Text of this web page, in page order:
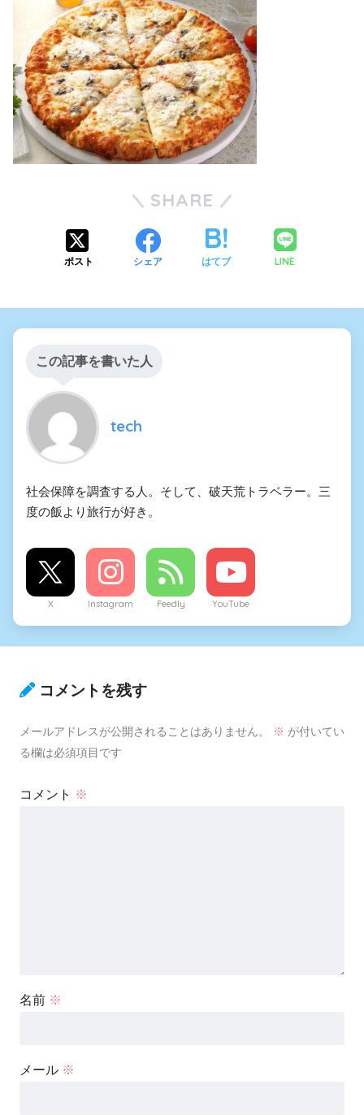
SHARE
ポスト シェア はてブ LINE
この記事を書いた人
tech
社会保障を調査する人。そして、破天荒トラベラー。三
度の飯より旅行が好き。
X Instagram Feedly YouTube
コメントを残す
メールアドレスが公開されることはありません。 ※ が付いてい
る欄は必須項目です
コメント ※
名前 ※
メール ※